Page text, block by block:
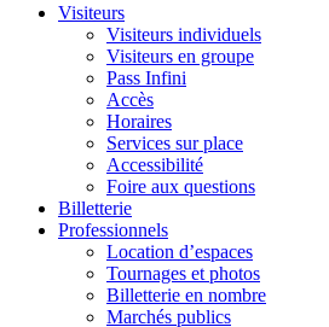
Visiteurs
Visiteurs individuels
Visiteurs en groupe
Pass Infini
Accès
Horaires
Services sur place
Accessibilité
Foire aux questions
Billetterie
Professionnels
Location d’espaces
Tournages et photos
Billetterie en nombre
Marchés publics